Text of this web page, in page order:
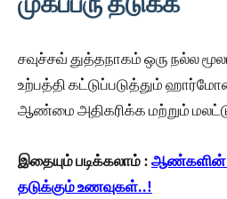
சவுச்சவ் துத்தநாகம் ஒரு நல்ல
உற்பத்தி கட்டுப்படுத்தும்
ஆண்மை அதிகரிக்க மற்றும்
இதையும் படிக்கலாம் : ஆண்களின்
தடுக்கும் உணவுகள்..!